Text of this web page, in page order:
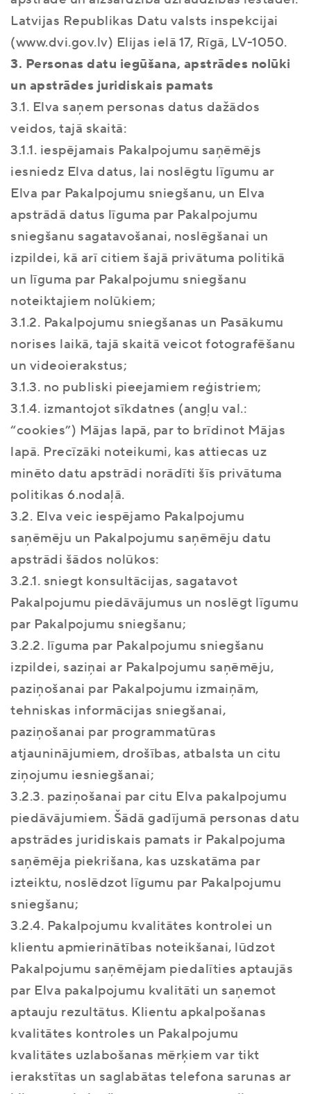
Latvijas Republikas Datu valsts inspekcijai
(www.dvi.gov.lv) Elijas ielā 17, Rīgā, LV-1050.
3. Personas datu iegūšana, apstrādes nolūki
un apstrādes juridiskais pamats
3.1. Elva saņem personas datus dažādos
veidos, tajā skaitā:
3.1.1. iespējamais Pakalpojumu saņēmējs
iesniedz Elva datus, lai noslēgtu līgumu ar
Elva par Pakalpojumu sniegšanu, un Elva
apstrādā datus līguma par Pakalpojumu
sniegšanu sagatavošanai, noslēgšanai un
izpildei, kā arī citiem šajā privātuma politikā
un līguma par Pakalpojumu sniegšanu
noteiktajiem nolūkiem;
3.1.2. Pakalpojumu sniegšanas un Pasākumu
norises laikā, tajā skaitā veicot fotografēšanu
un videoierakstus;
3.1.3. no publiski pieejamiem reģistriem;
3.1.4. izmantojot sīkdatnes (angļu val.:
“cookies”) Mājas lapā, par to brīdinot Mājas
lapā. Precīzāki noteikumi, kas attiecas uz
minēto datu apstrādi norādīti šīs privātuma
politikas 6.nodaļā.
3.2. Elva veic iespējamo Pakalpojumu
saņēmēju un Pakalpojumu saņēmēju datu
apstrādi šādos nolūkos:
3.2.1. sniegt konsultācijas, sagatavot
Pakalpojumu piedāvājumus un noslēgt līgumu
par Pakalpojumu sniegšanu;
3.2.2. līguma par Pakalpojumu sniegšanu
izpildei, saziņai ar Pakalpojumu saņēmēju,
paziņošanai par Pakalpojumu izmaiņām,
tehniskas informācijas sniegšanai,
paziņošanai par programmatūras
atjauninājumiem, drošības, atbalsta un citu
ziņojumu iesniegšanai;
3.2.3. paziņošanai par citu Elva pakalpojumu
piedāvājumiem. Šādā gadījumā personas datu
apstrādes juridiskais pamats ir Pakalpojuma
saņēmēja piekrišana, kas uzskatāma par
izteiktu, noslēdzot līgumu par Pakalpojumu
sniegšanu;
3.2.4. Pakalpojumu kvalitātes kontrolei un
klientu apmierinātības noteikšanai, lūdzot
Pakalpojumu saņēmējam piedalīties aptaujās
par Elva pakalpojumu kvalitāti un saņemot
aptauju rezultātus. Klientu apkalpošanas
kvalitātes kontroles un Pakalpojumu
kvalitātes uzlabošanas mērķiem var tikt
ierakstītas un saglabātas telefona sarunas ar